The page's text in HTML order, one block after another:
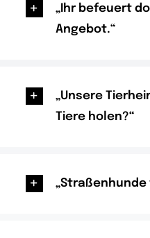
„Ihr befeuert
Angebot.“
„Unsere
Tiere holen?“